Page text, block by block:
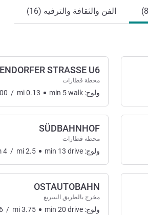
الفن والثقافة والترفيه (16)
STRASSE U6
محطة قطارات
ولوج: / mi0.13 min 5walk
SÜDBAHNHOF
محطة قطارات
ولوج: 4 / mi2.5 min 13 drive
OSTAUTOBAHN
مخرج بالطريق السريع
ولوج: / mi3.75 min 20 drive